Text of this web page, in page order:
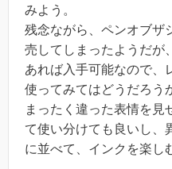
みよう。
残念ながら、ペンオブザ
売してしまったようだが
あれば入手可能なので、
使ってみてはどうだろう
まったく違った表情を見
て使い分けても良いし、
に並べて、インクを楽し